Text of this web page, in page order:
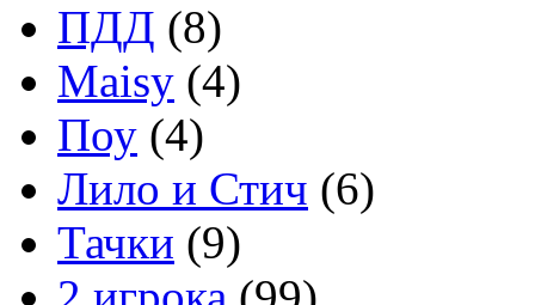
ПДД (8)
Maisy (4)
Поу (4)
Лило и Стич (6)
Тачки (9)